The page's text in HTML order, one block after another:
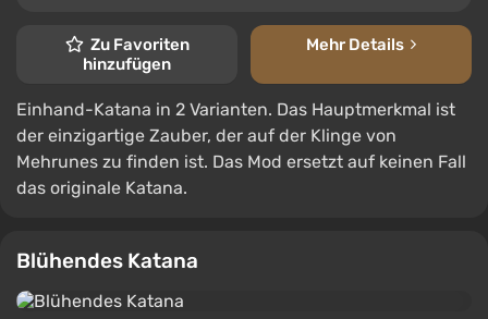
Zu Favoriten
hinzufügen
Mehr Details
Einhand-Katana in 2 Varianten. Das Hauptmerkmal ist
der einzigartige Zauber, der auf der Klinge von
Mehrunes zu finden ist. Das Mod ersetzt auf keinen Fall
das originale Katana.
Blühendes Katana